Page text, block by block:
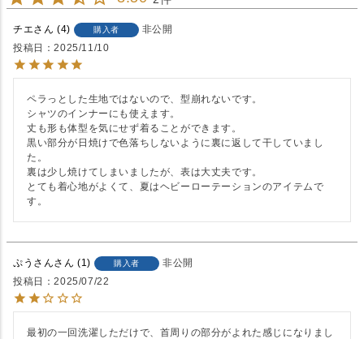
チエ 4 購入者
非公開
投稿日
2025/11/10
ペラっとした生地ではないので、型崩れないです。
シャツのインナーにも使えます。
丈も形も体型を気にせず着ることができます。
黒い部分が日焼けで色落ちしないように裏に返して干していまし
た。
裏は少し焼けてしまいましたが、表は大丈夫です。
とても着心地がよくて、夏はヘビーローテーションのアイテムで
す。
ぷうさん 1 購入者
非公開
投稿日
2025/07/22
最初の一回洗濯しただけで、首周りの部分がよれた感じになりまし